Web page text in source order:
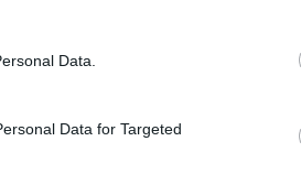
Data.
Data for Targeted
γεννητόρων
φασιανού από
9 Αυγούστου 2026, 09:38